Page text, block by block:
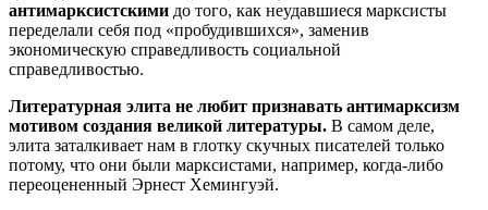
антимарксистскими до того, как неудавшиеся марксисты
переделали себя под «пробудившихся», заменив
экономическую справедливость социальной
справедливостью.
Литературная элита не любит признавать антимарксизм
мотивом создания великой литературы. В самом деле,
элита заталкивает нам в глотку скучных писателей только
потому, что они были марксистами, например, когда-либо
переоцененный Эрнест Хемингуэй.